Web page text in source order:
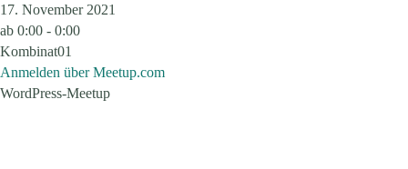
17. November 2021
ab 0:00 - 0:00
Kombinat01
Anmelden über Meetup.com
WordPress-Meetup